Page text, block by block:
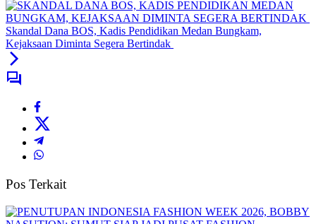
Skandal Dana BOS, Kadis Pendidikan Medan Bungkam,
Kejaksaan Diminta Segera Bertindak
Pos Terkait